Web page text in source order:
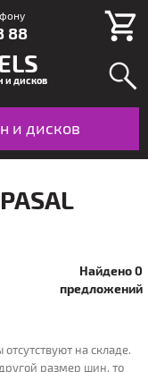
и дисков
и дисковПо авто
Найдено 0
предложений
на складе.
размер шин, то
88